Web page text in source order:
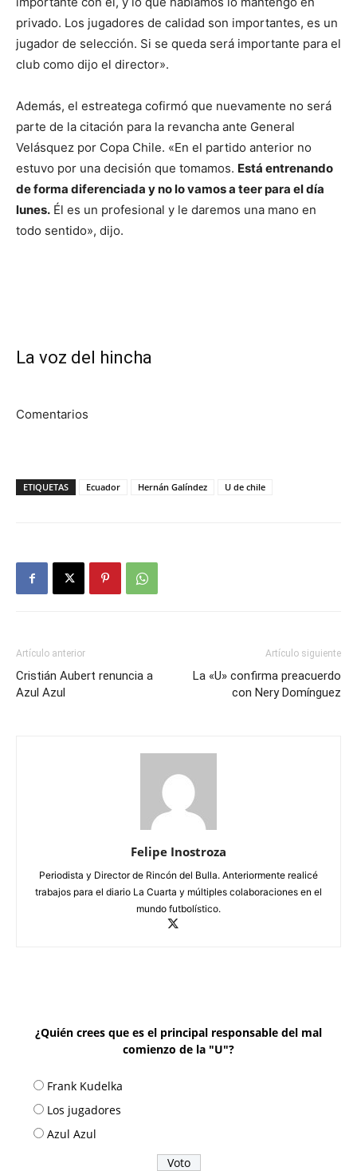
privado. Los jugadores de calidad son importantes, es un
jugador de selección. Si se queda será importante para el
club como dijo el director».
Además, el estreatega cofirmó que nuevamente no será
parte de la citación para la revancha ante General
Velásquez por Copa Chile. «En el partido anterior no
estuvo por una decisión que tomamos. Está entrenando
de forma diferenciada y no lo vamos a teer para el día
lunes. Él es un profesional y le daremos una mano en
todo sentido», dijo.
La voz del hincha
Comentarios
ETIQUETAS Ecuador Hernán Galíndez U de chile
Artículo anterior
Cristián Aubert renuncia a
Azul Azul
Artículo siguiente
La «U» confirma preacuerdo
con Nery Domínguez
Felipe Inostroza
Periodista y Director de Rincón del Bulla. Anteriormente realicé
trabajos para el diario La Cuarta y múltiples colaboraciones en el
mundo futbolístico.
¿Quién crees que es el principal responsable del mal
comienzo de la "U"?
Frank Kudelka
Los jugadores
Azul Azul